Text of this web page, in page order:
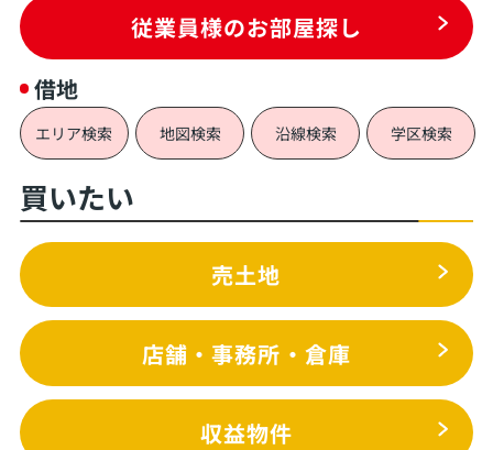
従業員様のお部屋探し
借地
エリア検索 地図検索 沿線検索 学区検索
買いたい
売土地
店舗・事務所・倉庫
収益物件